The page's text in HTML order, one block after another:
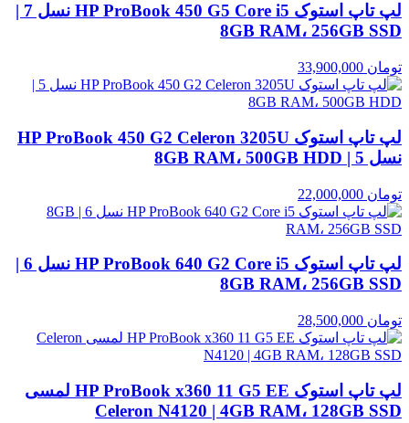
لپ تاپ استوک HP ProBook 450 G5 Core i5 نسل 7 |
8GB RAM، 256GB SSD
تومان
لپ تاپ استوک HP ProBook 450 G2 Celeron 3205U
نسل 5 | 8GB RAM، 500GB HDD
تومان
لپ تاپ استوک HP ProBook 640 G2 Core i5 نسل 6 |
8GB RAM، 256GB SSD
تومان
لپ تاپ استوک HP ProBook x360 11 G5 EE لمسی
Celeron N4120 | 4GB RAM، 128GB SSD